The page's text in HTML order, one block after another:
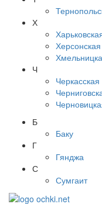
Х
Ч
Б
Баку
Г
Гянджа
С
Сумгаит